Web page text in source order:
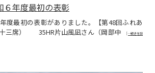
６年度最初の表彰
度最初の表彰がありました。【第48回ふれあ
三席） 35HR片山風凪さん（岡部中
[…続きを読